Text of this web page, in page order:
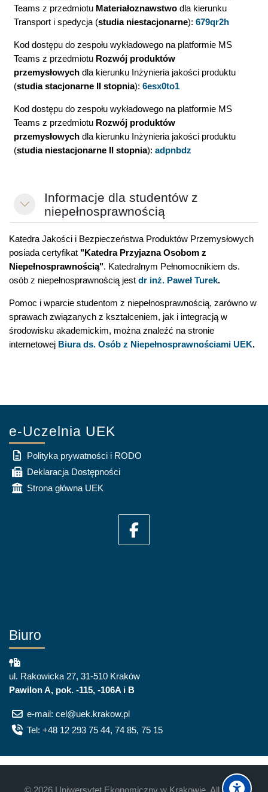
Teams z przedmiotu Materiałoznawstwodla kierunku
Transport i spedycja (studia niestacjonarne): 679qr2h
Kod dostępu do zespołu wykładowego na platformie MS
Teams z przedmiotu Rozwój produktów
przemysłowych dla kierunku Inżynieria jakości produktu
(studia stacjonarne II stopnia): 6esx0to1
Kod dostępu do zespołu wykładowego na platformie MS
Teams z przedmiotu Rozwój produktów
przemysłowych dla kierunku Inżynieria jakości produktu
(studia niestacjonarne II stopnia): adpnbdz
Minimalizuj
Informacje dla studentów z
niepełnosprawnością
Katedra Jakości i Bezpieczeństwa Produktów Przemysłowych
posiada certyfikat "Katedra Przyjazna Osobom z
Niepełnosprawnością". Katedralnym Pełnomocnikiem ds.
osób z niepełnosprawnością jest dr inż. Paweł Turek.
Pomoc i wparcie studentom z niepełnosprawnością, zarówno w
sprawach związanych z kształceniem, jak i integracją w
środowisku akademickim, można znaleźć na stronie
internetowej Biura ds. Osób z Niepełnosprawnościami UEK.
e-Uczelnia UEK
Polityka prywatności i RODO
Deklaracja Dostępności
Strona główna UEK
Biuro
ul. Rakowicka 27, 31-510 Kraków
Pawilon A, pok. -115, -106A i B
e-mail: cel@uek.krakow.pl
Tel: +48 12 293 75 44, 74 85, 75 15
© 2026 Uniwersytet Ekonomiczny w Krakowie. All rights